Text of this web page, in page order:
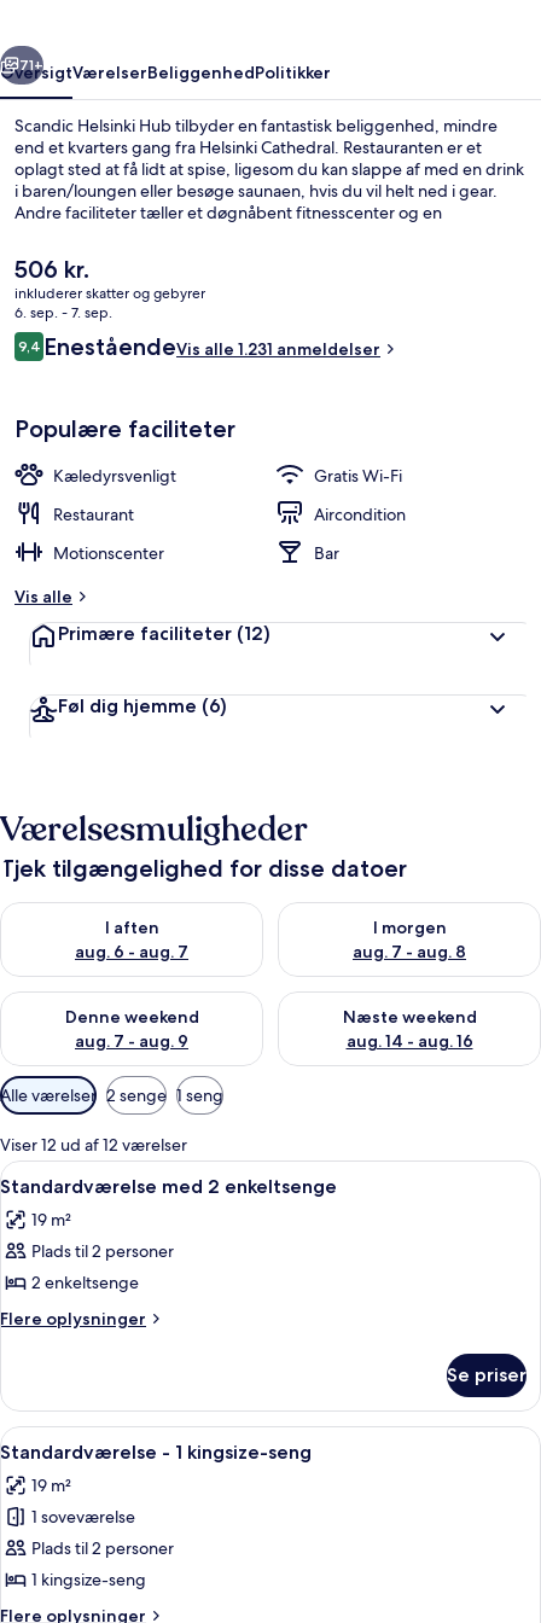
Næste
71+
OversigtVærelserBeliggenhedPolitikker
Scandic Helsinki Hub tilbyder en fantastisk beliggenhed, mindre
end et kvarters gang fra Helsinki Cathedral. Restauranten er et
oplagt sted at få lidt at spise, ligesom du kan slappe af med en drink
i baren/loungen eller besøge saunaen, hvis du vil helt ned i gear.
Andre faciliteter tæller et døgnåbent fitnesscenter og en
personale og generelle forhold. Offentlig transport ligger kun en
kort gåtur væk: Fredrikinkatu Sporvognsstation ligger 2 minutter
væk og Erottaja Sporvognsstation ligger 4 minutter derfra.
Den
nuværende
pris
er
506 kr.
506 kr.
inkluderer skatter og gebyrer
6. sep. - 7. sep.
Anmeldelser
9,49,4 ud af 10.
EneståendeVis alle 1.231 anmeldelser
Populære faciliteter
Kæledyrsvenligt
Gratis Wi-Fi
Restaurant
Aircondition
Motionscenter
Bar
Vis alle
Primære faciliteter (12)
Føl dig hjemme (6)
Værelsesmuligheder
Tjek tilgængelighed for disse datoer
I aften
aug. 6 - aug. 7
Tjek tilgængelighed for i aften aug. 6 - aug. 7
I morgen
aug. 7 - aug. 8
Tjek tilgængelighed for i
Denne weekend
aug. 7 - aug. 9
Tjek tilgængelighed for denne weekend aug. 7 - aug. 9
Næste weekend
aug. 14 - aug. 16
Tjek tilgængelighed for næste
Tilgængelige
filtre
for
værelser
Alle værelser 2 senge 1 seng
Viser 12 ud af 12 værelser
Indlæs
alle
billeder
af
Standardværelse
med
Et moderne hotelværelse med to
6
Standardværelse med 2 enkeltsenge
19 m²
Plads til 2 personer
2 enkeltsenge
Flere oplysninger
Flere
med
enkeltsenge
Se priser
Indlæs
alle
billeder
af
Standardværelse
-
1
Et moderne soveværelse med et
7
Standardværelse - 1 kingsize-seng
19 m²
1 soveværelse
Plads til 2 personer
1 kingsize-seng
Flere oplysninger
Flere